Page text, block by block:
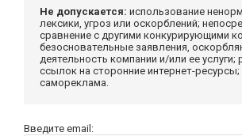
Не допускается: использование
лексики, угроз или оскорблений;
сравнение с другими конкурирующими
безосновательные заявления,
деятельность компании и/или ее услуги;
ссылок на сторонние интернет-
самореклама.
Введите email: